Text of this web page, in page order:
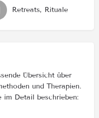
Retreats, Rituale
Übersicht über
und Therapien.
im Detail beschrieben: